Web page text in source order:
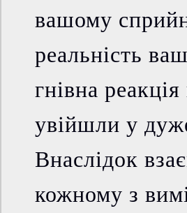
вашому
реальність
гнівна
увійшли у
Внаслідок
кожному з